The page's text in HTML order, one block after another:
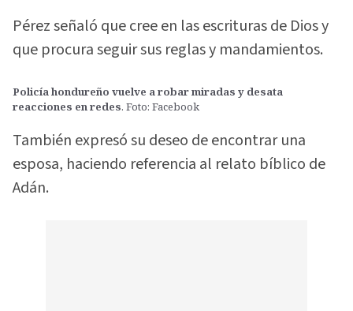
Pérez señaló que cree en las escrituras de Dios y
que procura seguir sus reglas y mandamientos.
Policía hondureño vuelve a robar miradas y desata
reacciones en redes. Foto: Facebook
También expresó su deseo de encontrar una
esposa, haciendo referencia al relato bíblico de
Adán.